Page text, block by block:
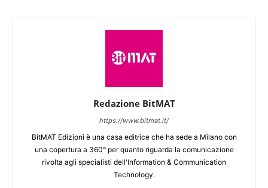
Redazione BitMAT
https://www.bitmat.it/
BitMAT Edizioni è una casa editrice che ha sede a Milano con
una copertura a 360° per quanto riguarda la comunicazione
rivolta agli specialisti dell'lnformation & Communication
Technology.